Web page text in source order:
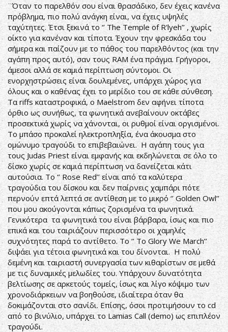
¨Όταν το παρελθόν σου είναι θρασάδικο, δεν έχεις κανένα
πρόβλημα, πιο πολύ ανάγκη είναι, να έχεις υψηλές
ταχύτητες. Έτσι ξεκινά το ‘’ The Temple of R'lyeh’’ , χωρίς
οίκτο για κανέναν και τίποτα. Έχουν την φρεσκάδα του
σήμερα και παίζουν με το πάθος του παρελθόντος (και την
αγάπη προς αυτό), σαν τους RAM ένα πράγμα. Γρήγοροι,
άμεσοι αλλά σε καμιά περίπτωση σύντομοι. Οι
ενορχηστρώσεις είναι δουλεμένες, υπάρχει χώρος για
όλους και ο καθένας έχει το μερίδιο του σε κάθε σύνθεση.
Τα riffs καταστροφικά, ο Maelstrom δεν αφήνει τίποτα
όρθιο ως συνήθως, τα φωνητικά ανεβαίνουν οκτάβες
προσεκτικά χωρίς να χάνονται, οι ρυθμοί είναι οργισμένοι.
Το μπάσο προκαλεί ηλεκτροπληξία, ένα άκουσμα στο
ομώνυμο τραγούδι το επιβεβαιώνει. Η αγάπη τους για
τους Judas Priest είναι εμφανής και εκδηλώνεται σε όλο το
δίσκο χωρίς σε καμιά περίπτωση να δανείζεται κάτι
αυτούσια. Το ‘’ Rose Red’’ είναι από τα καλύτερα
τραγούδια του δίσκου και δεν παίρνεις χαμπάρι πότε
περνούν επτά λεπτά σε αντίθεση με το μικρό ‘’ Golden Owl’’
που μου ακούγονται κάπως ζορισμένα τα φωνητικά.
Γενικότερα τα φωνητικά του είναι βάρβαρα, ίσως και πιο
επικά και του ταιριάζουν περισσότερο οι χαμηλές
συχνότητες παρά το αντίθετο. Το ‘’ To Glory We March’’
διψάει για τέτοια φωνητικά και του δίνονται. Η πολύ
δεμένη και ταιριαστή συνεργασία των κιθαρίστων σε μεθά
με τις δυναμικές μελωδίες του. Υπάρχουν δυνατότητα
βελτίωσης σε αρκετούς τομείς, ίσως και λίγο κόψιμο των
χρονοδιάρκειων να βοηθούσε, ιδιαίτερα όταν θα
δοκιμάζονται στο σανίδι. Επίσης, όσοι προτιμήσουν το cd
από το βινύλιο, υπάρχει το Lamias Call (demo) ως επιπλέον
τραγούδι.